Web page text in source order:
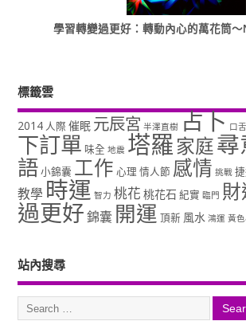
學習轉變過更好：轉動內心的萬花筒～
標籤雲
2014 人際 催眠 元辰宮 半澤直樹 占卜 口舌
下訂單 味全 地震 塔羅家庭尋
語小錦囊 工作 心理 情人節 感情 挑戰
教學 時運 智力 桃花 桃花石 紀實 臨門
過更好錦囊 開運 頂新 風水 鴻運 黃
站內搜尋